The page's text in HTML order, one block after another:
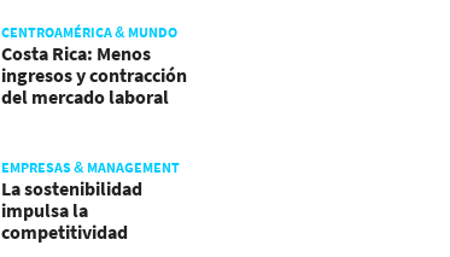
CENTROAMÉRICA & MUNDO
Costa Rica: Menos
ingresos y contracción
del mercado laboral
EMPRESAS & MANAGEMENT
La sostenibilidad
impulsa la
competitividad